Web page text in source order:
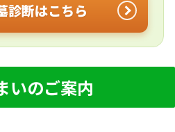
診断はこちら
いのご案内